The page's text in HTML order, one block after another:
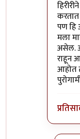
करतात
पण हि
मला
असेल.
राहून
आहोत